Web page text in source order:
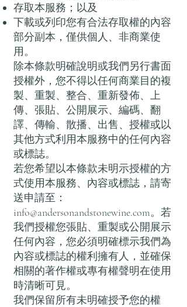
存取本服務；以及
下載或列印您有合法存取權的內容
部分副本，僅供個人、非商業使
用。
除本條款明確說明或我們另行書面
授權外，您不得以任何商業目的複
製、重製、整合、重新發佈、上
傳、張貼、公開展示、編碼、翻
譯、傳輸、散播、出售、授權或以
其他方式利用本服務中的任何內容
或標誌。
若您希望以本條款未明示授權的方
式使用本服務、內容或標誌，請寄
送申請至：
info@andersonandstonewine.com。若
我們授權您張貼、重製或公開展示
任何內容，您必須明確標示我們為
內容或標誌的權利擁有人，並確保
相關的著作權或專有權聲明在使用
時清晰可見。
我們保留所有未明確授予您的權